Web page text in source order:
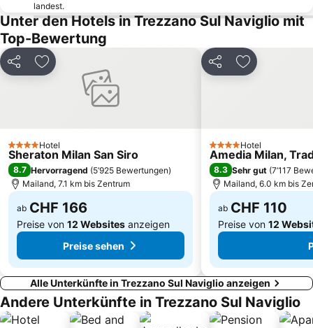
Varese Centro Storico
Corso Vittorio Emanuele II. Straße Mailand
Duomo di Como
Viktor-Emanuel-Galerie
Stazione Milano Lambrate
Vicolungo Outlet
Mediolanum Forum
Domodossola Metro Station
Porta Garibaldi
Gardaland Wasserpark
landest.
Unter den Hotels in Trezzano Sul Naviglio mit
Top-Bewertung
Teilen Zu Favoriten hinzufügen
4 SterneHotel
Sheraton Milan San Siro
8.7 Hervorragend (5’925 Bewertungen)
Mailand, 7.1 km bis Zentrum
ab CHF 166
Preise von 12 Websites anzeigen
Preise sehen
Teilen Zu Favoriten
4 SterneHotel
Amedia Milan,
8.3 Sehr gut (7’117
Mailand, 6.0 km bis
ab CHF 110
Preise von 12
Alle Unterkünfte in Trezzano Sul Naviglio anzeigen
Andere Unterkünfte in Trezzano Sul Naviglio